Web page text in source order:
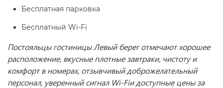
Бесплатная парковка
Бесплатный Wi-Fi
Постояльцы гостиницы Левый берег отмечают хорошее
расположение, вкусные плотные завтраки, чистоту и
комфорт в номерах, отзывчивый доброжелательный
персонал, уверенный сигнал Wi-Fiи доступные цены за